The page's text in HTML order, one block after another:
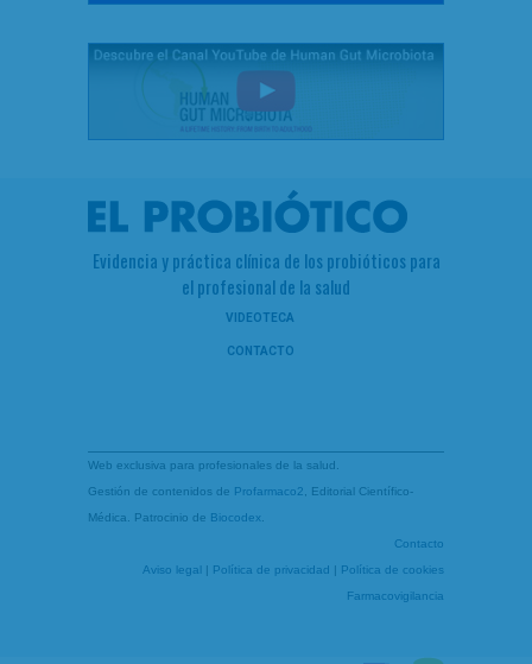
Evidencia y práctica clínica de los probióticos para
el profesional de la salud
VIDEOTECA
CONTACTO
Web exclusiva para profesionales de la salud.
Gestión de contenidos de Profarmaco2 , Editorial Científico-
Médica. Patrocinio de Biocodex
Contacto
Aviso legal | Política de privacidad | Política de cookies
Farmacovigilancia